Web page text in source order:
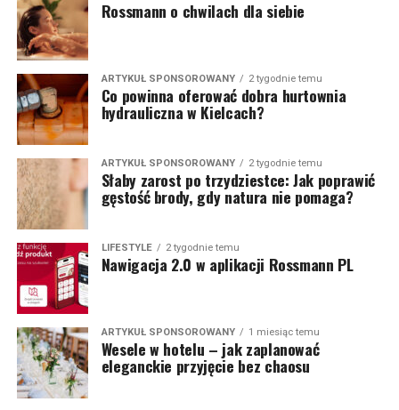
Rossmann o chwilach dla siebie
ARTYKUŁ SPONSOROWANY 2 tygodnie temu
Co powinna oferować dobra hurtownia
hydrauliczna w Kielcach?
ARTYKUŁ SPONSOROWANY 2 tygodnie temu
Słaby zarost po trzydziestce: Jak poprawić
gęstość brody, gdy natura nie pomaga?
LIFESTYLE 2 tygodnie temu
Nawigacja 2.0 w aplikacji Rossmann PL
ARTYKUŁ SPONSOROWANY 1 miesiąc temu
Wesele w hotelu – jak zaplanować
eleganckie przyjęcie bez chaosu